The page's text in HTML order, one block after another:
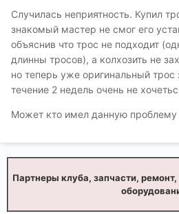
Случилась неприятность. Купил
знакомый мастер не смог его
объяснив что трос не подходит
длинны тросов), а колхозить не
но теперь уже оригинальный
течение 2 недель очень не
Может кто имел данную проблему
Партнеры клуба, запчасти,